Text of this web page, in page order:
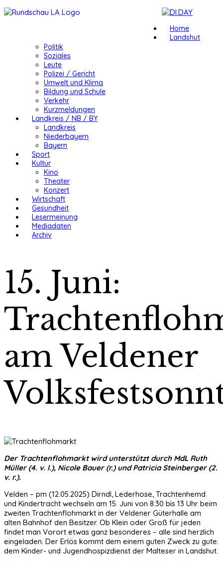
Home
Landshut
Politik
Soziales
Leute
Polizei / Gericht
Umwelt und Klima
Bildung und Schule
Verkehr
Kurzmeldungen
Landkreis / NB / BY
Landkreis
Niederbayern
Bayern
Sport
Kultur
Kino
Theater
Konzert
Wirtschaft
Gesundheit
Lesermeinung
Mediadaten
Archiv
15. Juni:
am Veldener
Der Trachtenflohmarkt wird unterstützt durch MdL Ruth
Müller (4. v. l.), Nicole Bauer (r.) und Patricia Steinberger (2.
v. r.).
Velden – pm (12.05.2025) Dirndl, Lederhose, Trachtenhemd
und Kindertracht wechseln am 15. Juni von 8:30 bis 13 Uhr beim
zweiten Trachtenflohmarkt in der Veldener Güterhalle am
alten Bahnhof den Besitzer. Ob Klein oder Groß für jeden
findet man Vorort etwas ganz besonderes – alle sind herzlich
eingeladen. Der Erlös kommt dem einem guten Zweck zu gute:
dem Kinder- und Jugendhospizdienst der Malteser in Landshut.